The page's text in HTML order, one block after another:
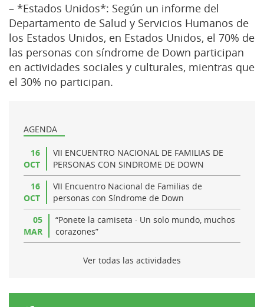
– *Estados Unidos*: Según un informe del
Departamento de Salud y Servicios Humanos de
los Estados Unidos, en Estados Unidos, el 70% de
las personas con síndrome de Down participan
en actividades sociales y culturales, mientras que
el 30% no participan.
AGENDA
16
OCT
VII ENCUENTRO NACIONAL DE FAMILIAS DE
PERSONAS CON SINDROME DE DOWN
16
OCT
VII Encuentro Nacional de Familias de
personas con Síndrome de Down
05
MAR
“Ponete la camiseta · Un solo mundo, muchos
corazones”
Ver todas las actividades